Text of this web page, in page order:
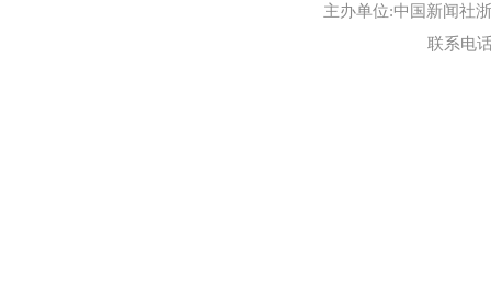
主办单位:中国新闻社
联系电